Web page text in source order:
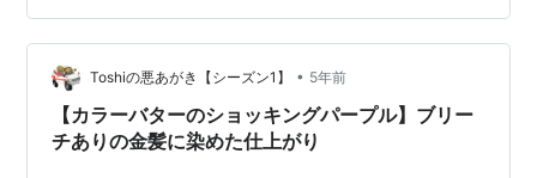
ありの金髪(14Lv)に染めた仕上がり 【カラーバタ…
Toshiの悪あがき【シーズン1】 • 5年前
【カラーバターのショッキングパープル】ブリー
チありの金髪に染めた仕上がり